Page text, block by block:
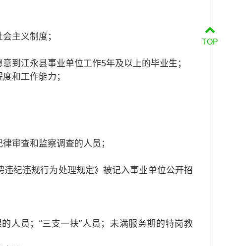
主义制度；
到江永县事业单位工作5年及以上的毕业生；
和工作能力；
审查和监察调查的人员；
纪违规行为处理规定》被记入事业单位公开招
人员；“三支一扶”人员；未满服务期的特岗教
TOP